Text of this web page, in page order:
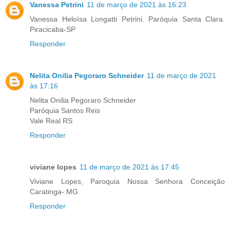
Vanessa Petrini 11 de março de 2021 às 16:23
Vanessa Heloísa Longatti Petrini. Paróquia Santa Clara.
Piracicaba-SP
Responder
Nelita Onilia Pegoraro Schneider 11 de março de 2021
às 17:16
Nelita Onilia Pegoraro Schneider
Paróquia Santos Reis
Vale Real RS
Responder
viviane lopes 11 de março de 2021 às 17:45
Viviane Lopes, Paroquia Nossa Senhora Conceição
Caratinga- MG
Responder